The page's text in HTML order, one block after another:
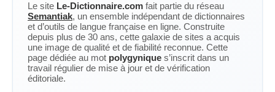
Le site Le-Dictionnaire.com fait partie du réseau
Semantiak, un ensemble indépendant de dictionnaires
et d’outils de langue française en ligne. Construite
depuis plus de 30 ans, cette galaxie de sites a acquis
une image de qualité et de fiabilité reconnue. Cette
page dédiée au mot polygynique s’inscrit dans un
travail régulier de mise à jour et de vérification
éditoriale.